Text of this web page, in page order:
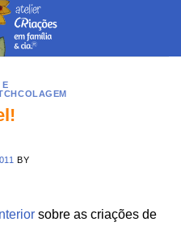
E
BY
sobre as criações de